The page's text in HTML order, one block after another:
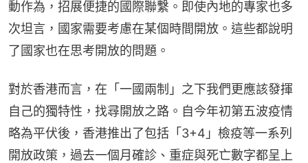
動作為，招展便捷的國際聯繫。即使內地的專家也多
次坦言，國家需要考慮在某個時間開放。這些都說明
了國家也在思考開放的問題。
對於香港而言，在「一國兩制」之下我們更應該發揮
自己的獨特性，找尋開放之路。自今年初第五波疫情
略為平伏後，香港推出了包括「3+4」檢疫等一系列
開放政策，過去一個月確診、重症與死亡數字都呈上